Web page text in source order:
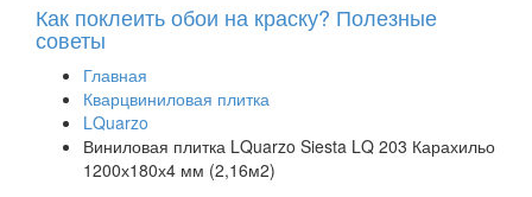
Как поклеить обои на краску? Полезные
советы
Главная
Кварцвиниловая плитка
LQuarzo
Виниловая плитка LQuarzo Siesta LQ 203 Карахильо
1200х180х4 мм (2,16м2)